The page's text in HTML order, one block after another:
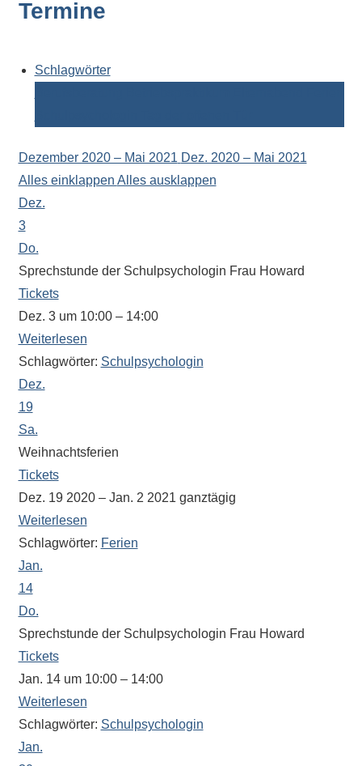
Kontaktdaten,
Zusammensetzung
oder
zur
Ausstattung
der
wir
versuchen
auf
alle
Fragen
Antworten
zu
bieten.
Daneben
gibt
es
viele
Aktivitäten
an
unserer
Schule.
Ob
Sprach-,
Mathematik-
oder
Sportwettkampf,
Termine
Schlagwörter
Dezember 2020 – Mai 2021 Dez. 2020 – Mai 2021
Alles einklappen Alles ausklappen
Dez.
3
Do.
Sprechstunde der Schulpsychologin Frau Howard
Tickets
Dez. 3 um 10:00 – 14:00
Weiterlesen
Schlagwörter: Schulpsychologin
Dez.
19
Sa.
Weihnachtsferien
Tickets
Dez. 19 2020 – Jan. 2 2021 ganztägig
Weiterlesen
Schlagwörter: Ferien
Jan.
14
Do.
Sprechstunde der Schulpsychologin Frau Howard
Tickets
Jan. 14 um 10:00 – 14:00
Weiterlesen
Schlagwörter: Schulpsychologin
Jan.